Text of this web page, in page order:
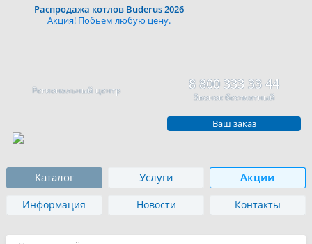
Распродажа котлов Buderus 2026
Акция! Побьем любую цену.
Региональный центр 8 800 333 33 44
Звонок бесплатный
Ваш заказ
Каталог Услуги Акции
Информация Новости Контакты